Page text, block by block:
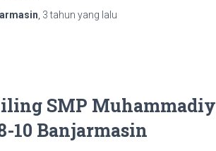
3 tahun yang lalu
SMP
10 Banjarmasin